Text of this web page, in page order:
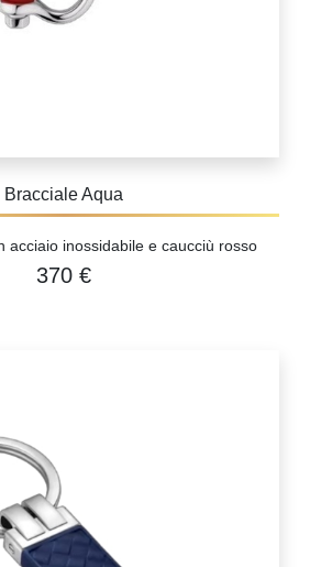
Bracciale Aqua
acciaio inossidabile e caucciù rosso
370 €